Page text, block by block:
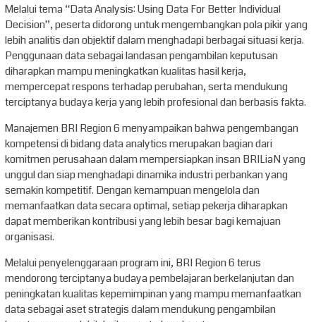
Melalui tema “Data Analysis: Using Data For Better Individual
Decision”, peserta didorong untuk mengembangkan pola pikir yang
lebih analitis dan objektif dalam menghadapi berbagai situasi kerja.
Penggunaan data sebagai landasan pengambilan keputusan
diharapkan mampu meningkatkan kualitas hasil kerja,
mempercepat respons terhadap perubahan, serta mendukung
terciptanya budaya kerja yang lebih profesional dan berbasis fakta.
Manajemen BRI Region 6 menyampaikan bahwa pengembangan
kompetensi di bidang data analytics merupakan bagian dari
komitmen perusahaan dalam mempersiapkan insan BRILiaN yang
unggul dan siap menghadapi dinamika industri perbankan yang
semakin kompetitif. Dengan kemampuan mengelola dan
memanfaatkan data secara optimal, setiap pekerja diharapkan
dapat memberikan kontribusi yang lebih besar bagi kemajuan
organisasi.
Melalui penyelenggaraan program ini, BRI Region 6 terus
mendorong terciptanya budaya pembelajaran berkelanjutan dan
peningkatan kualitas kepemimpinan yang mampu memanfaatkan
data sebagai aset strategis dalam mendukung pengambilan